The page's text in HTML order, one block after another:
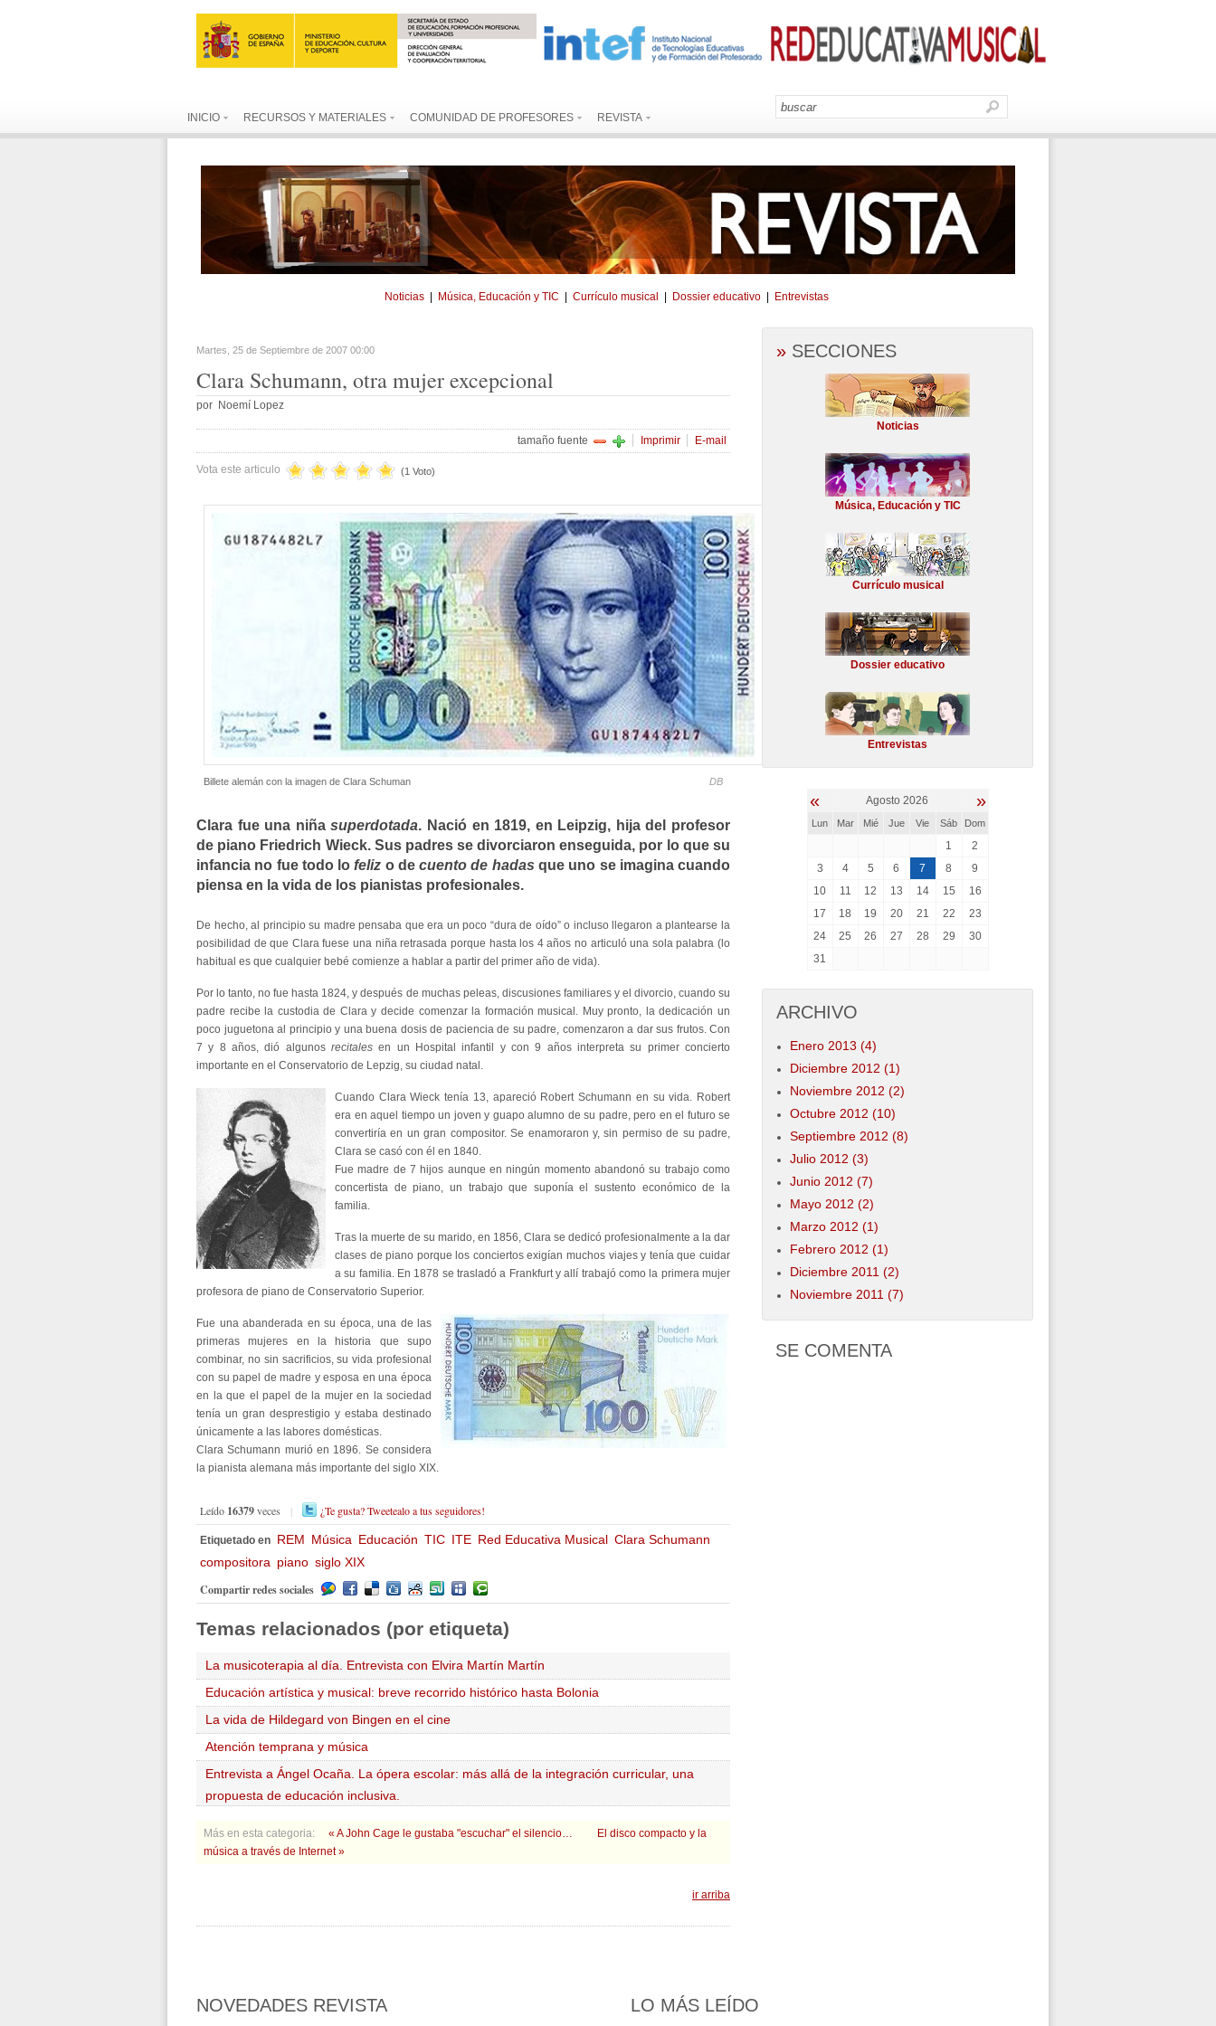
INICIO RECURSOS Y MATERIALES COMUNIDAD DE PROFESORES REVISTA
Noticias Música, Educación y TIC Currículo musical Dossier educativo Entrevistas
Martes, 25 de Septiembre de 2007 00:00
Clara Schumann, otra mujer excepcional
por Noemí Lopez
tamaño fuente Imprimir E-mail
Vota este articulo (1 Voto)
Billete alemán con la imagen de Clara Schuman DB
Clara fue una niñasuperdotada. Nació en 1819, en Leipzig, hija del profesor
de piano Friedrich Wieck. Sus padres se divorciaron enseguida, por lo que su
infancia no fue todo lofeliz o decuento de hadas que uno se imagina cuando
piensa en la vida de los pianistas profesionales.
De hecho, al principio su madre pensaba que era un poco “dura de oído” o incluso llegaron a plantearse la
posibilidad de que Clara fuese una niña retrasada porque hasta los 4 años no articuló una sola palabra (lo
habitual es que cualquier bebé comienze a hablar a partir del primer año de vida).
Por lo tanto, no fue hasta 1824, y después de muchas peleas, discusiones familiares y el divorcio, cuando su
padre recibe la custodia de Clara y decide comenzar la formación musical. Muy pronto, la dedicación un
poco juguetona al principio y una buena dosis de paciencia de su padre, comenzaron a dar sus frutos. Con
7 y 8 años, dió algunos recitales en un Hospital infantil y con 9 años interpreta su primer concierto
importante en el Conservatorio de Lepzig, su ciudad natal.
Cuando Clara Wieck tenía 13, apareció Robert Schumann en su vida. Robert
era en aquel tiempo un joven y guapo alumno de su padre, pero en el futuro se
convertiría en un gran compositor. Se enamoraron y, sin permiso de su padre,
Clara se casó con él en 1840.
Fue madre de 7 hijos aunque en ningún momento abandonó su trabajo como
concertista de piano, un trabajo que suponía el sustento económico de la
familia.
Tras la muerte de su marido, en 1856, Clara se dedicó profesionalmente a la dar
clases de piano porque los conciertos exigían muchos viajes y tenía que cuidar
a su familia. En 1878 se trasladó a Frankfurt y allí trabajó como la primera mujer
profesora de piano de Conservatorio Superior.
Fue una abanderada en su época, una de las
primeras mujeres en la historia que supo
combinar, no sin sacrificios, su vida profesional
con su papel de madre y esposa en una época
en la que el papel de la mujer en la sociedad
tenía un gran desprestigio y estaba destinado
únicamente a las labores domésticas.
Clara Schumann murió en 1896. Se considera
la pianista alemana más importante del siglo XIX.
Leído 16379veces | ¿Te gusta? Tweetealo a tus seguidores!
Etiquetado en REM Música Educación TIC ITE Red Educativa Musical Clara Schumann
compositora piano siglo XIX
Compartir redes sociales
Temas relacionados (por etiqueta)
La musicoterapia al día. Entrevista con Elvira Martín Martín
Educación artística y musical: breve recorrido histórico hasta Bolonia
La vida de Hildegard von Bingen en el cine
Atención temprana y música
Entrevista a Ángel Ocaña. La ópera escolar: más allá de la integración curricular, una
propuesta de educación inclusiva.
Más en esta categoria: « A John Cage le gustaba "escuchar" el silencio…
El disco compacto y la
música a través de Internet »
ir arriba
» SECCIONES
Noticias
Música, Educación y TIC
Currículo musical
Dossier educativo
Entrevistas
« Agosto 2026 »
Lun Mar Mié Jue Vie Sáb Dom
1
2
3
4 5 6 7 8
9
10
11 12 13 14 15
16
17
18 19 20 21 22
23
24
25 26 27 28 29
30
31
ARCHIVO
Enero 2013 (4)
Diciembre 2012 (1)
Noviembre 2012 (2)
Octubre 2012 (10)
Septiembre 2012 (8)
Julio 2012 (3)
Junio 2012 (7)
Mayo 2012 (2)
Marzo 2012 (1)
Febrero 2012 (1)
Diciembre 2011 (2)
Noviembre 2011 (7)
SE COMENTA
NOVEDADES REVISTA LO MÁS LEÍDO